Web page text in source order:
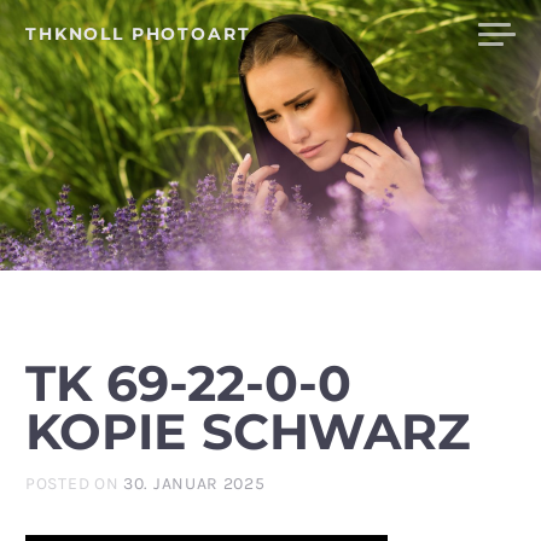
Skip
to
content
THKNOLL PHOTOART
TK 69-22-0-0
KOPIE SCHWARZ
POSTED ON 30. JANUAR 2025